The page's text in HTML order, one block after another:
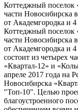
Коттеджный поселок
части Новосибирска
от Академгородка и
Коттеджный поселок
части Новосибирска
от Академгородка и
состоит из четырех
«Квартал-12» и
апреле 2017 года на
Новосибирска
"Топ-10". Целью
благоустроенного